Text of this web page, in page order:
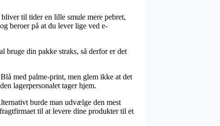
til tider en lille smule mere pebret,
beroer på at du lever lige ved e-
din pakke straks, så derfor er det
med palme-print, men glem ikke at det
lagerpersonalet tager hjem.
burde man udvælge den mest
til at levere dine produkter til et